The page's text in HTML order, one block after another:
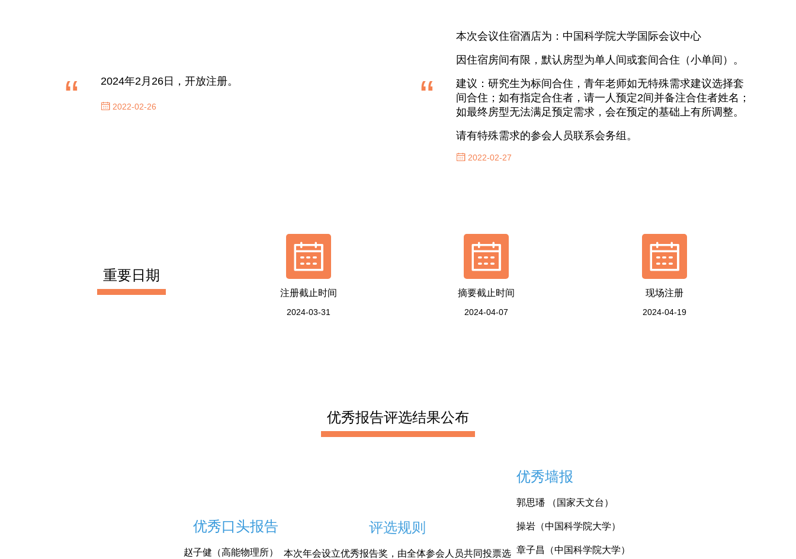
“ 2024年2月26日，开放注册。
2022-02-26 “
本次会议住宿酒店为：中国科学院大学国际会议中心
因住宿房间有限，默认房型为单人间或套间合住（小单间）。
建议：研究生为标间合住，青年老师如无特殊需求建议选择套
间合住；如有指定合住者，请一人预定2间并备注合住者姓名；
如最终房型无法满足预定需求，会在预定的基础上有所调整。
请有特殊需求的参会人员联系会务组。
2022-02-27
重要日期
注册截止时间
2024-03-31
摘要截止时间
2024-04-07
现场注册
2024-04-19
优秀报告评选结果公布
优秀口头报告
赵子健（高能物理所）
评选规则
本次年会设立优秀报告奖，由全体参会人员共同投票选
优秀墙报
郭思璠 （国家天文台）
操岩（中国科学院大学）
章子昌（中国科学院大学）